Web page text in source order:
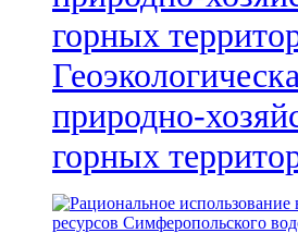
природно-
горных
ресурсов Симферопольского